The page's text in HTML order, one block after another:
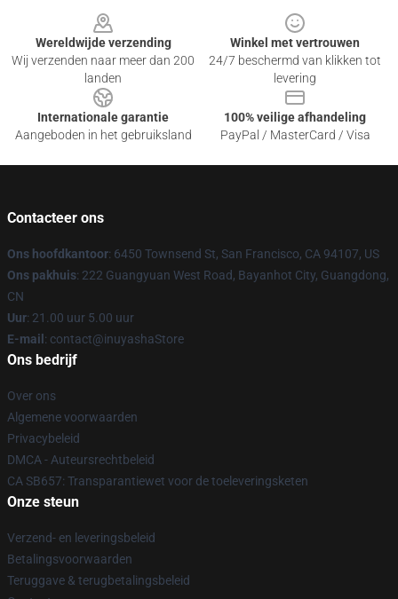
Wereldwijde verzending
Wij verzenden naar meer dan 200
landen
Winkel met vertrouwen
24/7 beschermd van klikken tot
levering
Internationale garantie
Aangeboden in het gebruiksland
100% veilige afhandeling
PayPal / MasterCard / Visa
Contacteer ons
Ons hoofdkantoor: 6450 Townsend St, San Francisco, CA 94107, US
Ons pakhuis: 222 Guangyuan West Road, Bayanhot City, Guangdong,
CN
Uur: 21.00 uur 5.00 uur
E-mail : contact@inuyashaStore
Ons bedrijf
Over ons
Algemene voorwaarden
Privacybeleid
DMCA - Auteursrechtbeleid
CA SB657: Transparantiewet voor de toeleveringsketen
Onze steun
Verzend- en leveringsbeleid
Betalingsvoorwaarden
Teruggave & terugbetalingsbeleid